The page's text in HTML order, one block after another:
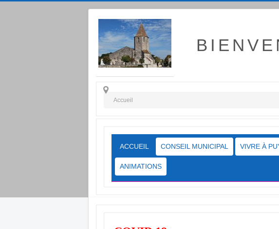
Accueil
ACCUEIL CONSEIL MUNICIPAL VIVRE À
ANIMATIONS